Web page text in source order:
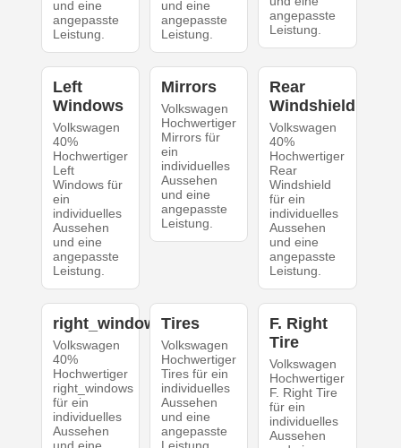
und eine
angepasste
Leistung.
und eine
angepasste
Leistung.
angepasste
Leistung.
Left
Windows
Volkswagen
40%
Hochwertiger
Left
Windows für
ein
individuelles
Aussehen
und eine
angepasste
Leistung.
Mirrors
Volkswagen
Hochwertiger
Mirrors für
ein
individuelles
Aussehen
und eine
angepasste
Leistung.
Rear
Windshield
Volkswagen
40%
Hochwertiger
Rear
Windshield
für ein
individuelles
Aussehen
und eine
angepasste
Leistung.
right_windows
Volkswagen
40%
Hochwertiger
right_windows
für ein
individuelles
Aussehen
Tires
Volkswagen
Hochwertiger
Tires für ein
individuelles
Aussehen
und eine
angepasste
F. Right
Tire
Volkswagen
Hochwertiger
F. Right Tire
für ein
individuelles
Aussehen